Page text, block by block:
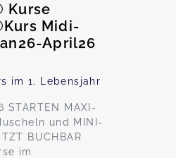
Kurse
Midi-
April26
im 1. Lebensjahr
STARTEN MAXI-
und MINI-
BUCHBAR
im